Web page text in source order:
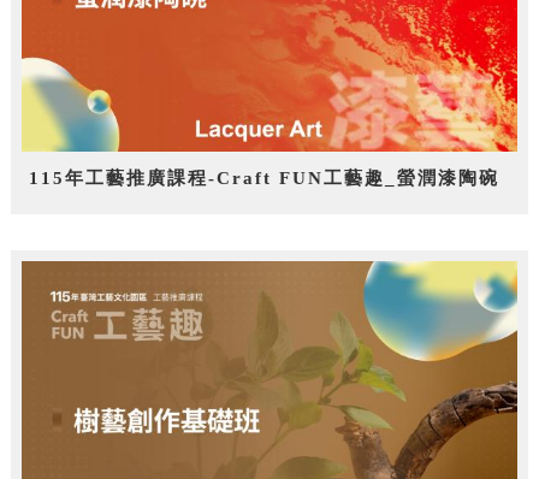
115年工藝推廣課程-Craft FUN工藝趣_螢潤漆陶碗